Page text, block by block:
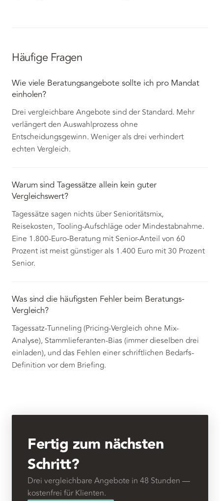
Häufige Fragen
Wie viele Beratungsangebote sollte ich pro Mandat
einholen?
Drei vergleichbare Angebote sind der Standard. Mehr
verlängert den Auswahlprozess ohne
Entscheidungsgewinn. Weniger als drei verhindert
echten Vergleich.
Warum sind Tagessätze allein kein guter
Vergleichswert?
Tagessätze sagen nichts über Senioritätsmix,
Reisekosten, Tooling-Aufschläge oder Mindestabnahme.
Eine 1.800-Euro-Beratung mit Senior-Anteil von 60
Prozent ist meist günstiger als 1.400 Euro mit 30 Prozent
Senior.
Was sind die häufigsten Fehler beim Beratungs-
Vergleich?
Tagessatz-Tunneling (Pricing-Vergleich ohne Mix-
Analyse), Stammlieferanten-Bias (immer dieselben drei
einladen), und das Fehlen einer schriftlichen Bedarfs-
Definition vor dem Briefing.
Fertig zum nächsten
Schritt?
Drei vergleichbare Angebote in 48 Stunden —
kostenfrei für Klienten.